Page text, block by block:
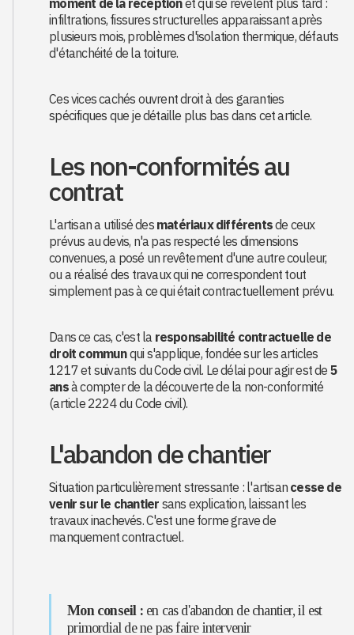
moment de la réceptionet qui se révèlent plus tard :
infiltrations, fissures structurelles apparaissant après
plusieurs mois, problèmes d'isolation thermique, défauts
d'étanchéité de la toiture.
Ces vices cachés ouvrent droit à des garanties
spécifiques que je détaille plus bas dans cet article.
Les non-conformités au
contrat
L'artisan a utilisé des matériaux différentsde ceux
prévus au devis, n'a pas respecté les dimensions
convenues, a posé un revêtement d'une autre couleur,
ou a réalisé des travaux qui ne correspondent tout
simplement pas à ce qui était contractuellement prévu.
Dans ce cas, c'est la responsabilité contractuelle de
droit communqui s'applique, fondée sur les articles
1217 et suivants du Code civil. Le délai pour agir est de 5
ansà compter de la découverte de la non-conformité
(article 2224 du Code civil).
L'abandon de chantier
Situation particulièrement stressante : l'artisan cesse de
venir sur le chantier sans explication, laissant les
travaux inachevés. C'est une forme grave de
manquement contractuel.
Mon conseil :en cas d'abandon de chantier, il est
primordial de ne pas faire intervenir